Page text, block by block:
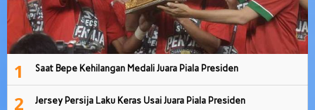
1 Saat Bepe Kehilangan Medali Juara Piala Presiden
2 Jersey Persija Laku Keras Usai Juara Piala Presiden